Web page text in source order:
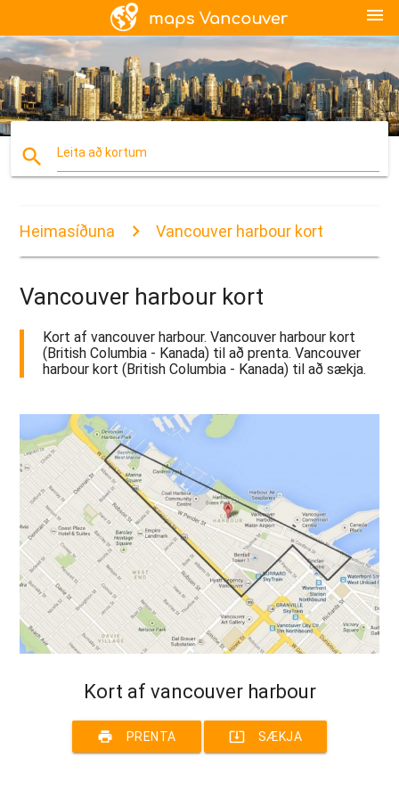
menu
search Leita að kortum
Heimasíðuna Vancouver harbour kort
Vancouver harbour kort
Kort af vancouver harbour. Vancouver harbour kort
(British Columbia - Kanada) til að prenta. Vancouver
harbour kort (British Columbia - Kanada) til að sækja.
Kort af vancouver harbour
print PRENTA system_update_alt SÆKJA